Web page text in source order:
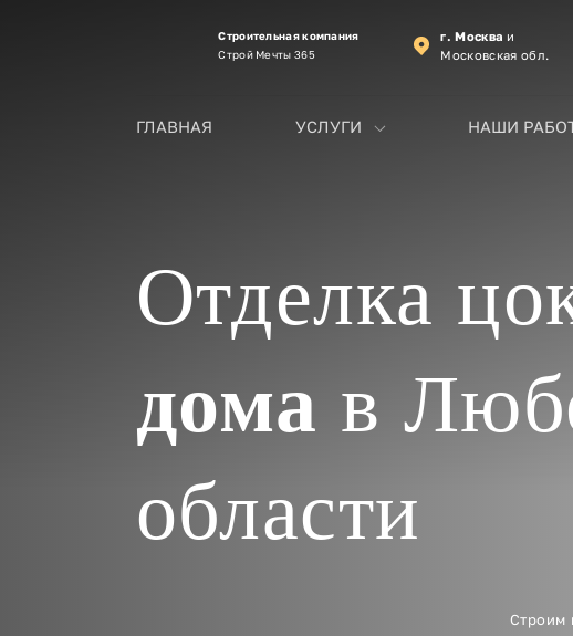
Строительная компания
Строй Мечты 365
г. Москва и
Московская обл.
ГЛАВНАЯ УСЛУГИ НАШИ
Отделка
дома в
области
Строим